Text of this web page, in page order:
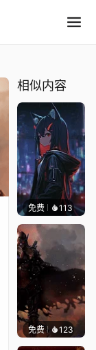
相似内容
免费 113𝙩𝙢𝙊𝙟𝙞
免费 123Xuthus